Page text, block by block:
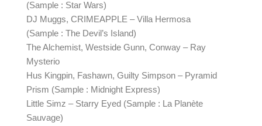
(Sample : Star Wars)
DJ Muggs, CRIMEAPPLE – Villa Hermosa
(Sample : The Devil’s Island)
The Alchemist, Westside Gunn, Conway – Ray
Mysterio
Hus Kingpin, Fashawn, Guilty Simpson – Pyramid
Prism (Sample : Midnight Express)
Little Simz – Starry Eyed (Sample : La Planète
Sauvage)